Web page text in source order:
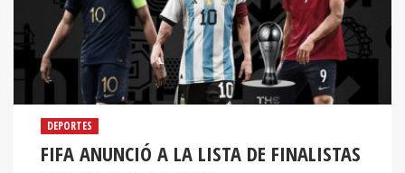
DEPORTES
FIFA ANUNCIÓ A LA LISTA DE FINALISTAS
PARA EL THE BEST 2024